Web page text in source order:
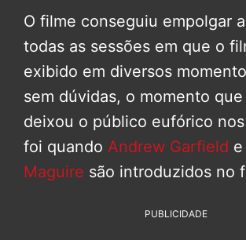
O filme conseguiu empolgar
todas as sessões em que o
exibido em diversos
sem dúvidas, o momento que
deixou o público eufórico
foi quando Andrew Garfield e
Maguire são introduzidos no
PUBLICIDADE